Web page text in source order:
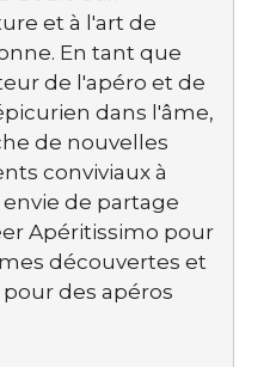
et à l'art de
En tant que
de l'apéro et de
dans l'âme,
de nouvelles
conviviaux à
de partage
Apéritissimo pour
découvertes et
des apéros